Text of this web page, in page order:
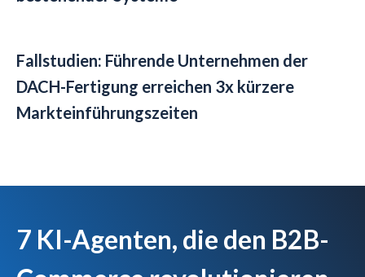
Fallstudien: Führende Unternehmen der
DACH-Fertigung erreichen 3x kürzere
Markteinführungszeiten
7 KI-Agenten, die den B2B-